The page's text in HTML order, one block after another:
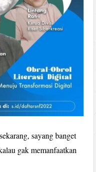
sayang banget
gak memanfaatkan